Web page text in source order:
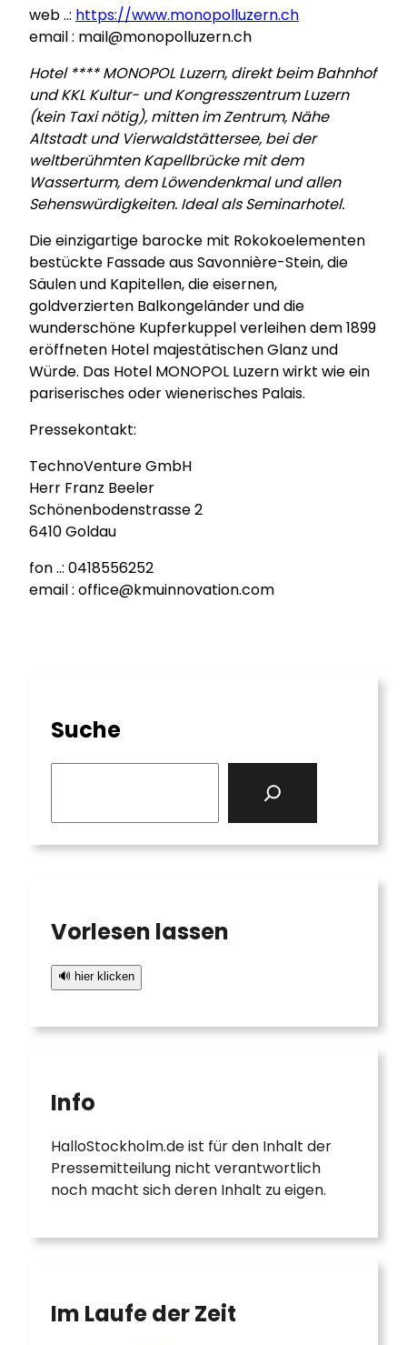
web ..: https://www.monopolluzern.ch
email : mail@monopolluzern.ch
Hotel **** MONOPOL Luzern, direkt beim Bahnhof
und KKL Kultur- und Kongresszentrum Luzern
(kein Taxi nötig), mitten im Zentrum, Nähe
Altstadt und Vierwaldstättersee, bei der
weltberühmten Kapellbrücke mit dem
Wasserturm, dem Löwendenkmal und allen
Sehenswürdigkeiten. Ideal als Seminarhotel.
Die einzigartige barocke mit Rokokoelementen
bestückte Fassade aus Savonnière-Stein, die
Säulen und Kapitellen, die eisernen,
goldverzierten Balkongeländer und die
wunderschöne Kupferkuppel verleihen dem 1899
eröffneten Hotel majestätischen Glanz und
Würde. Das Hotel MONOPOL Luzern wirkt wie ein
pariserisches oder wienerisches Palais.
Pressekontakt:
TechnoVenture GmbH
Herr Franz Beeler
Schönenbodenstrasse 2
6410 Goldau
fon ..: 0418556252
email : office@kmuinnovation.com
Suche
Vorlesen lassen
🔊 hier klicken
Info
HalloStockholm.de ist für den Inhalt der
Pressemitteilung nicht verantwortlich
noch macht sich deren Inhalt zu eigen.
Im Laufe der Zeit